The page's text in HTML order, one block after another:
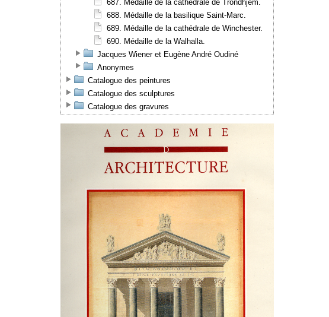
687. Médaille de la cathédrale de Trondhjem.
688. Médaille de la basilique Saint-Marc.
689. Médaille de la cathédrale de Winchester.
690. Médaille de la Walhalla.
Jacques Wiener et Eugène André Oudiné
Anonymes
Catalogue des peintures
Catalogue des sculptures
Catalogue des gravures